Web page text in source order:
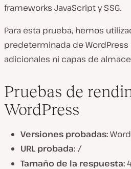
frameworks JavaScript y SSG.
Para esta prueba, hemos
predeterminada de WordPress
adicionales ni capas de
Pruebas de
WordPress
Versiones probadas:
URL probada: /
Tamaño de la respuesta: